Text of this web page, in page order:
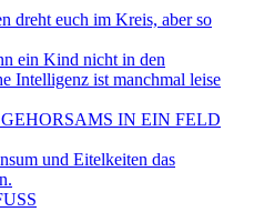
dreht euch im Kreis, aber so
ein Kind nicht in den
Intelligenz ist manchmal leise
IN EIN FELD
und Eitelkeiten das